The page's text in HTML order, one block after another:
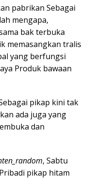
pabrikan Sebagai
mengapa,
bak terbuka
memasangkan tralis
yang berfungsi
Produk bawaan
pikap kini tak
ada juga yang
dan
, Sabtu
pikap hitam